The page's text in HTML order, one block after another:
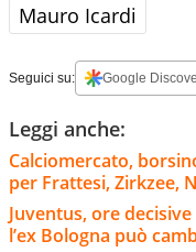
Mauro Icardi
Seguici su: Google
Leggi anche:
Calciomercato,
per Frattesi, Zirkzee,
Juventus, ore
l’ex Bologna può